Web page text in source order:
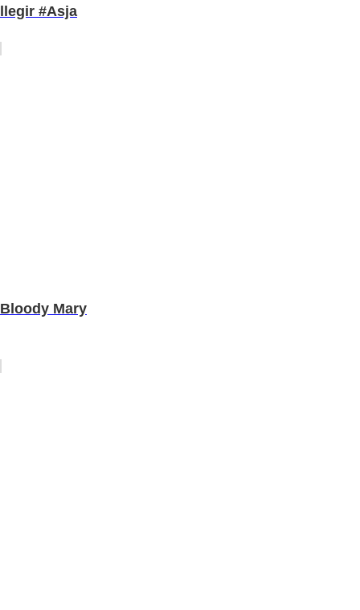
llegir #Asja
Bloody Mary